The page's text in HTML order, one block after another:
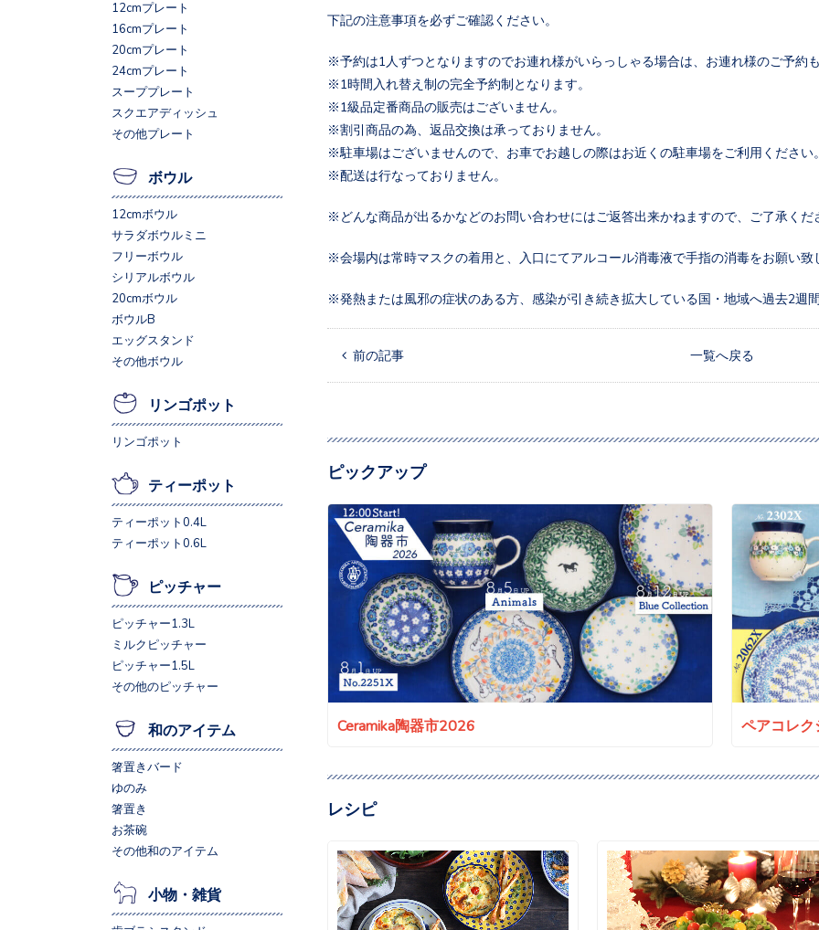
下記の注意事項を必ずご確認ください。
※予約は1人ずつとなりますのでお連れ様がいらっしゃる場合は、お連れ様のご予約
※1時間入れ替え制の完全予約制となります。
※1級品定番商品の販売はございません。
※割引商品の為、返品交換は承っておりません。
※駐車場はございませんので、お車でお越しの際はお近くの駐車場をご利用ください。
※配送は行なっておりません。
※どんな商品が出るかなどのお問い合わせにはご返答出来かねますので、ご了承くだ
※会場内は常時マスクの着用と、入口にてアルコール消毒液で手指の消毒をお願い致
※発熱または風邪の症状のある方、感染が引き続き拡大している国・地域へ過去2週
 前の記事 一覧へ戻る
ピックアップ
Ceramika陶器市2026 ペアコレ
レシピ
12cmプレート
16cmプレート
20cmプレート
24cmプレート
スーププレート
スクエアディッシュ
その他プレート
ボウル
12cmボウル
サラダボウルミニ
フリーボウル
シリアルボウル
20cmボウル
ボウルB
エッグスタンド
その他ボウル
リンゴポット
リンゴポット
ティーポット
ティーポット0.4L
ティーポット0.6L
ピッチャー
ピッチャー1.3L
ミルクピッチャー
ピッチャー1.5L
その他のピッチャー
和のアイテム
箸置きバード
ゆのみ
箸置き
お茶碗
その他和のアイテム
小物・雑貨